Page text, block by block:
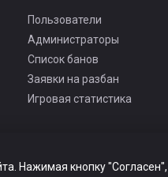
Пользователи
Администраторы
Список банов
Заявки на разбан
Игровая статистика
Нажимая кнопку "Согласен",